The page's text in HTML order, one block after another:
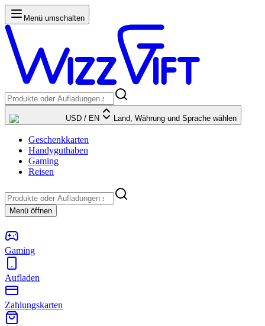
Menü umschalten
USD / EN Land, Währung und Sprache wählen
Geschenkkarten
Handyguthaben
Gaming
Reisen
Menü öffnen
Gaming
Aufladen
Zahlungskarten